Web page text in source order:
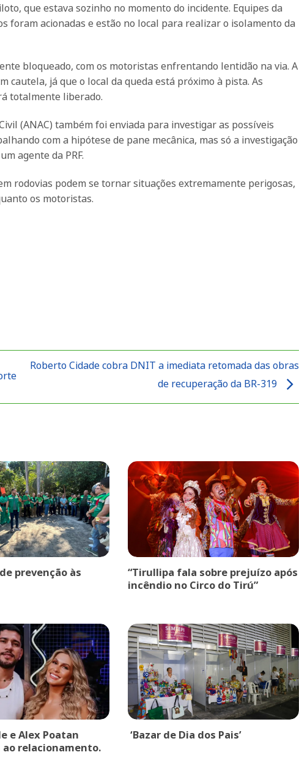
que estava sozinho no momento do incidente. Equipes da
foram acionadas e estão no local para realizar o isolamento da
bloqueado, com os motoristas enfrentando lentidão na via. A
cautela, já que o local da queda está próximo à pista. As
totalmente liberado.
(ANAC) também foi enviada para investigar as possíveis
com a hipótese de pane mecânica, mas só a investigação
agente da PRF.
rodovias podem se tornar situações extremamente perigosas,
os motoristas.
Roberto Cidade cobra DNIT a imediata retomada das obras
de recuperação da BR-319
prevenção às
“Tirullipa fala sobre prejuízo após
incêndio no Circo do Tirú”
e Alex Poatan
relacionamento.
‘Bazar de Dia dos Pais’